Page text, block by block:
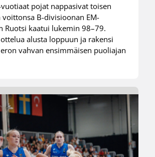
pojat nappasivat toisen
voittonsa B-divisioonan EM-
Ruotsi kaatui lukemin 98–79.
alusta loppuun ja rakensi
vahvan ensimmäisen puoliajan